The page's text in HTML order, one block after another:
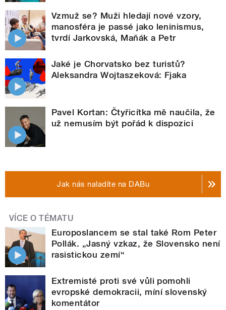
Vzmuž se? Muži hledají nové vzory,
manosféra je passé jako leninismus,
tvrdí Jarkovská, Maňák a Petr
Jaké je Chorvatsko bez turistů?
Aleksandra Wojtaszeková: Fjaka
Pavel Kortan: Čtyřicítka mě naučila, že
už nemusím být pořád k dispozici
Jak nás naladíte na DABu
VÍCE O TÉMATU
Europoslancem se stal také Rom Peter
Pollák. „Jasný vzkaz, že Slovensko není
rasistickou zemí“
Extremisté proti své vůli pomohli
evropské demokracii, míní slovenský
komentátor